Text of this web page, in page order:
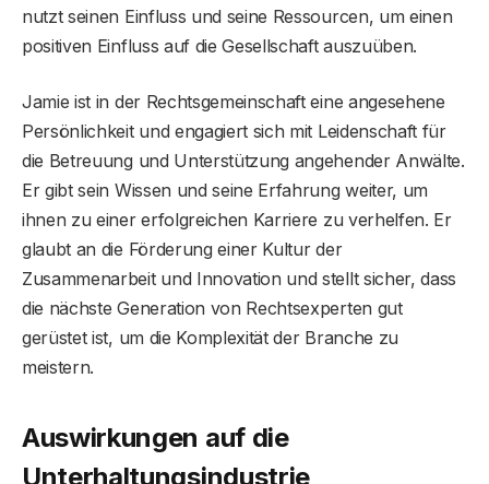
nutzt seinen Einfluss und seine Ressourcen, um einen
positiven Einfluss auf die Gesellschaft auszuüben.
Jamie ist in der Rechtsgemeinschaft eine angesehene
Persönlichkeit und engagiert sich mit Leidenschaft für
die Betreuung und Unterstützung angehender Anwälte.
Er gibt sein Wissen und seine Erfahrung weiter, um
ihnen zu einer erfolgreichen Karriere zu verhelfen. Er
glaubt an die Förderung einer Kultur der
Zusammenarbeit und Innovation und stellt sicher, dass
die nächste Generation von Rechtsexperten gut
gerüstet ist, um die Komplexität der Branche zu
meistern.
Auswirkungen auf die
Unterhaltungsindustrie